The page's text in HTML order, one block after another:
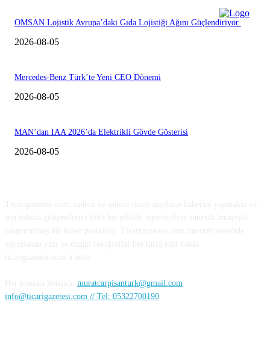
OMSAN Lojistik Avrupa’daki Gıda Lojistiği Ağını Güçlendiriyor
2026-08-05
Mercedes-Benz Türk’te Yeni CEO Dönemi
2026-08-05
MAN’dan IAA 2026’da Elektrikli Gövde Gösterisi
2026-08-05
muratcarpisanturk@gmail.com
info@ticarigazetesi.com // Tel: 05322700190